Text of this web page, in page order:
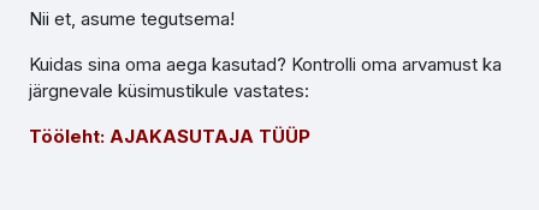
Nii et, asume tegutsema!
Kuidas sina oma aega kasutad? Kontrolli oma arvamust ka
järgnevale küsimustikule vastates:
Tööleht: AJAKASUTAJA TÜÜP